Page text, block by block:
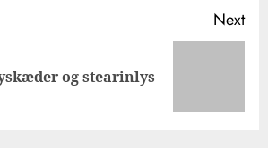
Next
og stearinlys